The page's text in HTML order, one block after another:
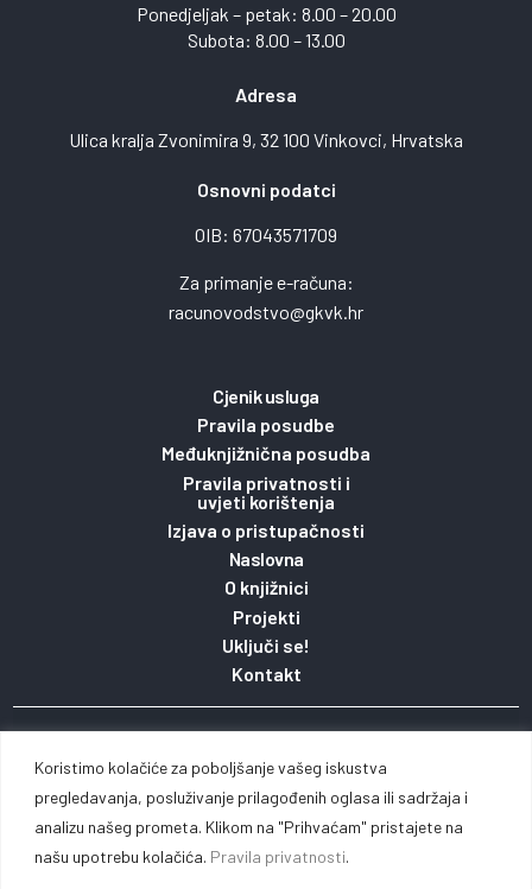
Koristimo kolačiće za poboljšanje vašeg iskustva
pregledavanja, posluživanje prilagođenih oglasa ili sadržaja i
analizu našeg prometa. Klikom na "Prihvaćam" pristajete na
našu upotrebu kolačića. Pravila privatnosti.
Ponedjeljak – petak: 8.00 – 20.00
Subota: 8.00 – 13.00
Adresa
Ulica kralja Zvonimira 9, 32 100 Vinkovci, Hrvatska
Osnovni podatci
OIB: 67043571709
Za primanje e-računa:
racunovodstvo@gkvk.hr
Cjenik usluga
Pravila posudbe
Međuknjižnična posudba
Pravila privatnosti i
uvjeti korištenja
Izjava o pristupačnosti
Naslovna
O knjižnici
Projekti
Uključi se!
Kontakt
Copyright 2023. © Gradska knjižnica i čitaonica
Vinkovci pridržava pravo na sadržaj stranice / Web
byMichel studio